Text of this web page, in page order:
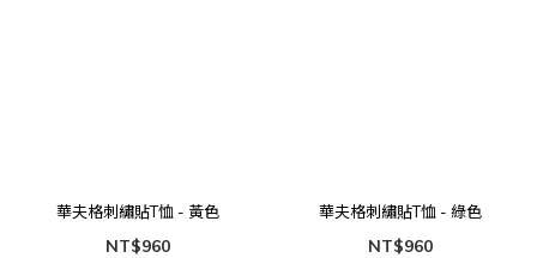
華夫格刺繡貼T恤 - 黃色
NT$960
華夫格刺繡貼T恤 - 綠色
NT$960